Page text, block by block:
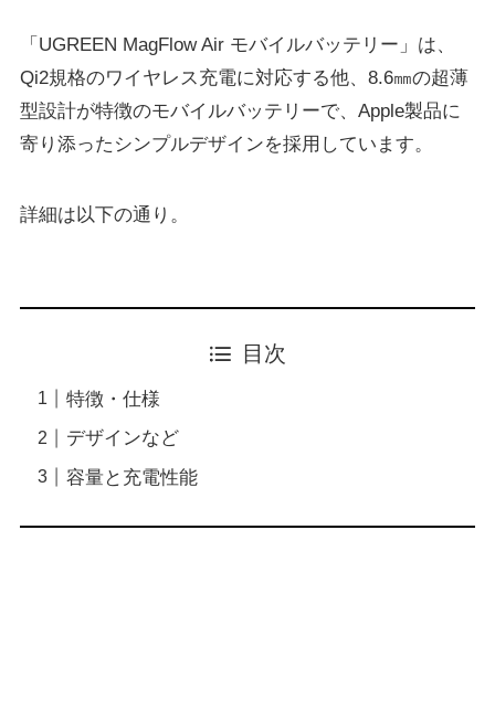
「UGREEN MagFlow Air モバイルバッテリー」は、
Qi2規格のワイヤレス充電に対応する他、8.6㎜の超薄
型設計が特徴のモバイルバッテリーで、Apple製品に
寄り添ったシンプルデザインを採用しています。
詳細は以下の通り。
目次
特徴・仕様
デザインなど
容量と充電性能